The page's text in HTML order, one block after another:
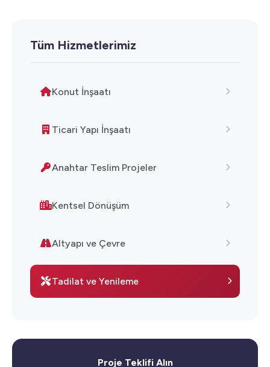
Tüm Hizmetlerimiz
Konut İnşaatı
Ticari Yapı İnşaatı
Anahtar Teslim Projeler
Kentsel Dönüşüm
Altyapı ve Çevre
Tadilat ve Yenileme
Proje Teklifi Alın